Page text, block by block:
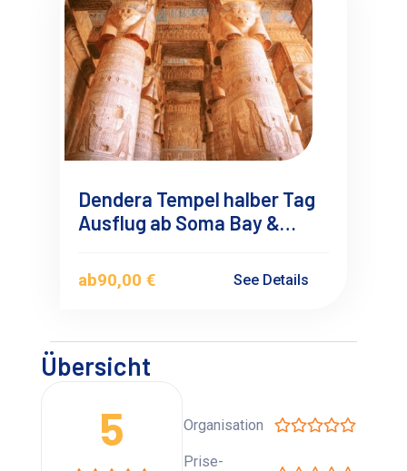
Dendera Tempel halber Tag
Ausflug ab Soma Bay &
Deutschsprachigen
Reiseführer
ab90,00 € See Details
Übersicht
5 Organisation
Prise-